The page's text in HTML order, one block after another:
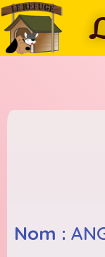
Nom :